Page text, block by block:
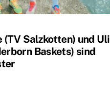
(TV Salzkotten) und Uli
Baskets) sind